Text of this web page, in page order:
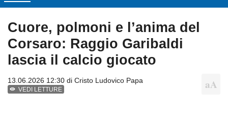
Cuore, polmoni e l’anima del
Corsaro: Raggio Garibaldi
lascia il calcio giocato
13.06.2026 12:30 di Cristo Ludovico Papa
VEDI LETTURE